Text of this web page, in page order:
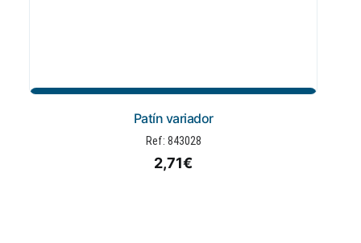
Patín variador
Ref: 843028
2,71€